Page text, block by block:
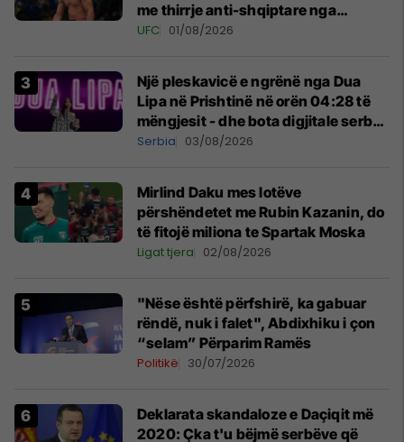
me thirrje anti-shqiptare nga
tribunat
UFC 01/08/2026
Një pleskavicë e ngrënë nga Dua
Lipa në Prishtinë në orën 04:28 të
mëngjesit - dhe bota digjitale serbe
shpall gjendjen e luftës
Serbia 03/08/2026
Mirlind Daku mes lotëve
përshëndetet me Rubin Kazanin, do
të fitojë miliona te Spartak Moska
Ligat tjera 02/08/2026
"Nëse është përfshirë, ka gabuar
rëndë, nuk i falet", Abdixhiku i çon
“selam” Përparim Ramës
Politikë 30/07/2026
​Deklarata skandaloze e Daçiqit më
2020: Çka t'u bëjmë serbëve që